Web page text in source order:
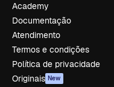
Academy
Documentação
Atendimento
Termos e condições
Política de privacidade
Originais New